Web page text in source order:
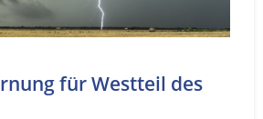
für Westteil des